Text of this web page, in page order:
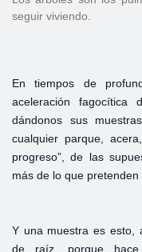
seguir viviendo.
En tiempos de
aceleración
dándonos sus
cualquier parque,
progreso”, de las
más de lo que pretenden
Y una muestra es esto,
de raíz, porque